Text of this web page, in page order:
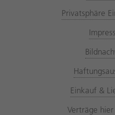
Privatsphäre
Einkauf &
Verträge